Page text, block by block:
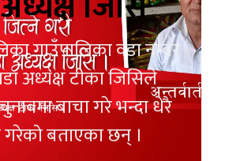
गाउँपालिका वडा नम्वर
अध्यक्ष टीका जिसिले
बाचा गरे भन्दा धेरै
बताएका छन् ।